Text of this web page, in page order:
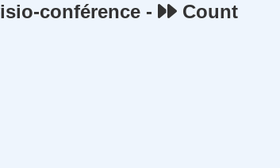
conférence - Count